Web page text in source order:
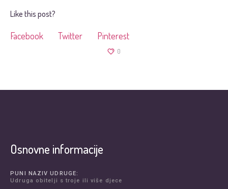
Like this post?
Facebook Twitter Pinterest
0
Osnovne informacije
PUNI NAZIV UDRUGE:
Udruga obitelji s troje ili više djece